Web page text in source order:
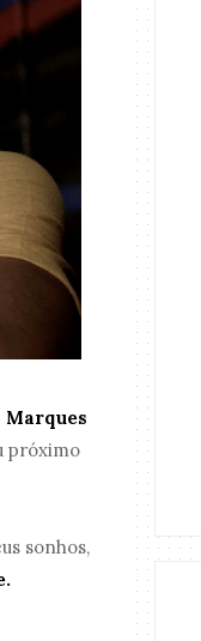
Marques
próximo
sonhos,